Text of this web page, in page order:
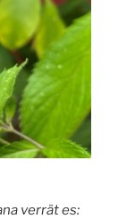
verrät es: